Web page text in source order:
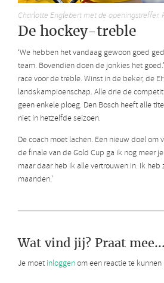
Charlotte Englebert met de openingstreffer.
De hockey-treble
‘We hebben het vandaag gewoon goed
team. Bovendien doen de jonkies het
race voor de treble. Winst in de beker, de
landskampioenschap. Alle drie de
geen enkele ploeg. Den Bosch heeft alle
niet in hetzelfde seizoen.
De coach moet lachen. Een nieuw doel om
de finale van de Gold Cup ga ik nog meer
maar daar heb ik alle vertrouwen in. Ik
maanden.’
Wat vind jij? Praat mee...
Je moet inloggenom een reactie te kunnen